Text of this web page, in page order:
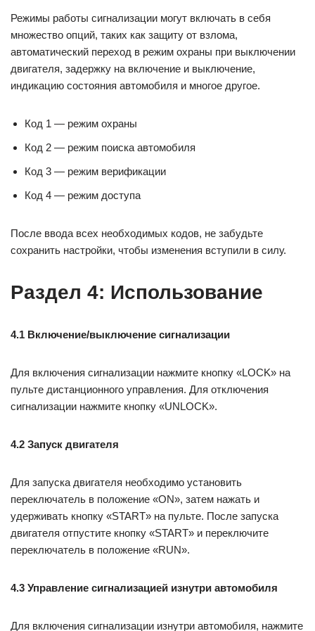
Режимы работы сигнализации могут включать в себя
множество опций, таких как защиту от взлома,
автоматический переход в режим охраны при выключении
двигателя, задержку на включение и выключение,
индикацию состояния автомобиля и многое другое.
Код 1 — режим охраны
Код 2 — режим поиска автомобиля
Код 3 — режим верификации
Код 4 — режим доступа
После ввода всех необходимых кодов, не забудьте
сохранить настройки, чтобы изменения вступили в силу.
Раздел 4: Использование
4.1 Включение/выключение сигнализации
Для включения сигнализации нажмите кнопку «LOCK» на
пульте дистанционного управления. Для отключения
сигнализации нажмите кнопку «UNLOCK».
4.2 Запуск двигателя
Для запуска двигателя необходимо установить
переключатель в положение «ON», затем нажать и
удерживать кнопку «START» на пульте. После запуска
двигателя отпустите кнопку «START» и переключите
переключатель в положение «RUN».
4.3 Управление сигнализацией изнутри автомобиля
Для включения сигнализации изнутри автомобиля, нажмите